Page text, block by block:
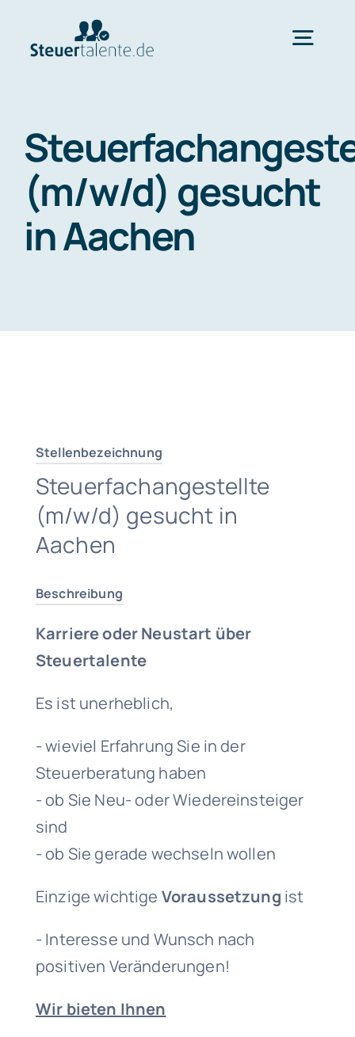
Wechsel
Ablauf
(m/w/d) gesucht
in Aachen
Stellenbezeichnung
Steuerfachangestellte
(m/w/d) gesucht in
Aachen
Beschreibung
Karriere oder Neustart über
Steuertalente
Es ist unerheblich,
- wieviel Erfahrung Sie in der
Steuerberatung haben
- ob Sie Neu- oder Wiedereinsteiger
sind
- ob Sie gerade wechseln wollen
Einzige wichtige Voraussetzung ist
- Interesse und Wunsch nach
positiven Veränderungen!
Wir bieten Ihnen